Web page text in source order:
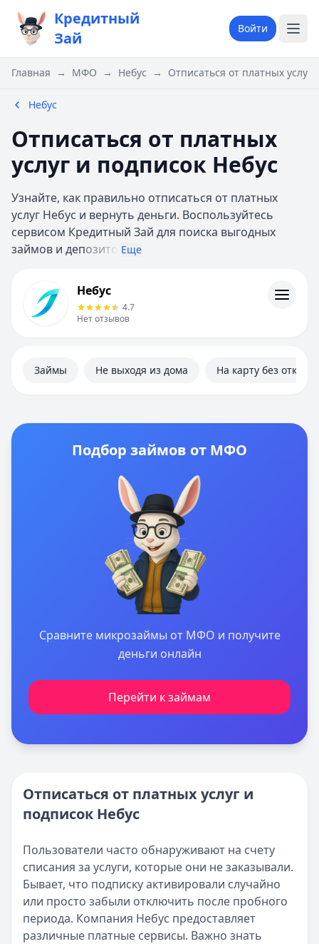
Кредитный
Зай
Войти
Главная → МФО → Небус → Отписаться от платных услуг
Небус
Отписаться от платных
услуг и подписок Небус
Узнайте, как правильно отписаться от платных
услуг Небус и вернуть деньги. Воспользуйтесь
сервисом Кредитный Зай для поиска выгодных
займов и депозито Еще
ИнформацияНебус
4.7
Нет отзывов
Займы Не выходя из дома На карту без отказа
Подбор займов от МФО
Сравните микрозаймы от МФО и получите
деньги онлайн
Перейти к займам
Отписаться от платных услуг и
подписок Небус
Пользователи часто обнаруживают на счету
списания за услуги, которые они не заказывали.
Бывает, что подписку активировали случайно
или просто забыли отключить после пробного
периода. Компания Небус предоставляет
различные платные сервисы. Важно знать